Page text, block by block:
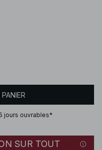
jours ouvrables*
SUR TOUT